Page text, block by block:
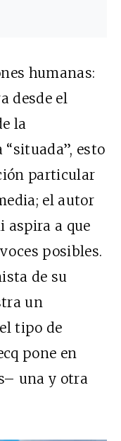
humanas:
desde el
la
esto
particular
el autor
aspira a que
posibles.
de su
un
tipo de
pone en
una y otra